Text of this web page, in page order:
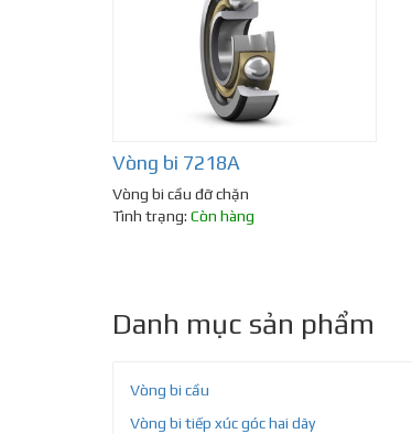
Vòng bi 7218A
Vòng bi cầu đỡ chặn
Tình trạng: Còn hàng
Danh mục sản phẩm
Vòng bi cầu
Vòng bi tiếp xúc góc hai dãy